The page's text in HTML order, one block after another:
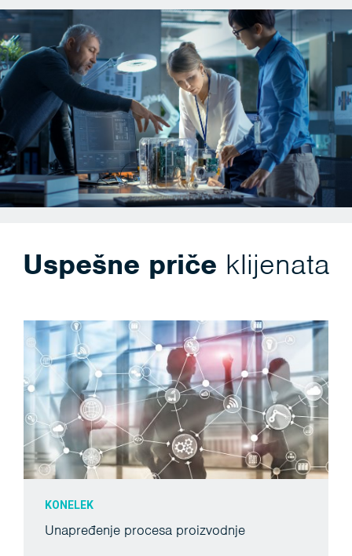
Uspešne priče klijenata
KONELEK
Unapređenje procesa proizvodnje